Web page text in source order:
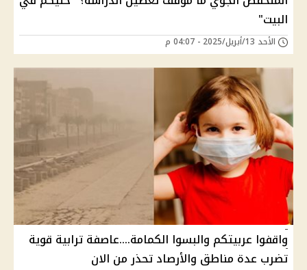
البيت"
الأحد 13/أبريل/2025 - 04:07 م
واقفوا عربيتكم والبسوا الكمامة....عاصفة ترابية قوية
تضرب عدة مناطق والأرصاد تحذر من الان